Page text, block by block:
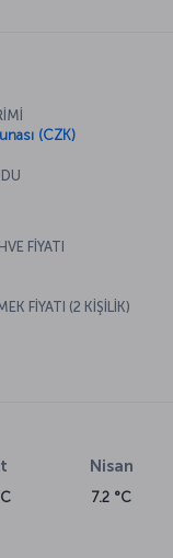
(CZK)
FİYATI
FİYATI (2 KİŞİLİK)
Nisan
7.2 °C